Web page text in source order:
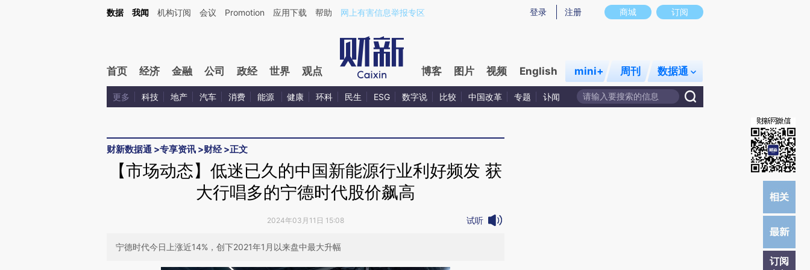
商城 订阅
登录 注册
数据 我闻 机构订阅 会议 Promotion 应用下载 帮助 网上有害信息举报专区
首页 经济 金融 公司 政经 世界 观点 博客 图片 视频 English mini+ 周刊 数据通
更多 科技 地产 汽车 消费 能源 健康 环科 民生 ESG 数字说 比较 中国改革 专题 讣闻
财新数据通 >专享资讯 >财经>正文
订阅
【市场动态】低迷已久的中国新能源行业利好频发 获
大行唱多的宁德时代股价飙高
2024年03月11日 15:08 试听
宁德时代今日上涨近14%，创下2021年1月以来盘中最大升幅